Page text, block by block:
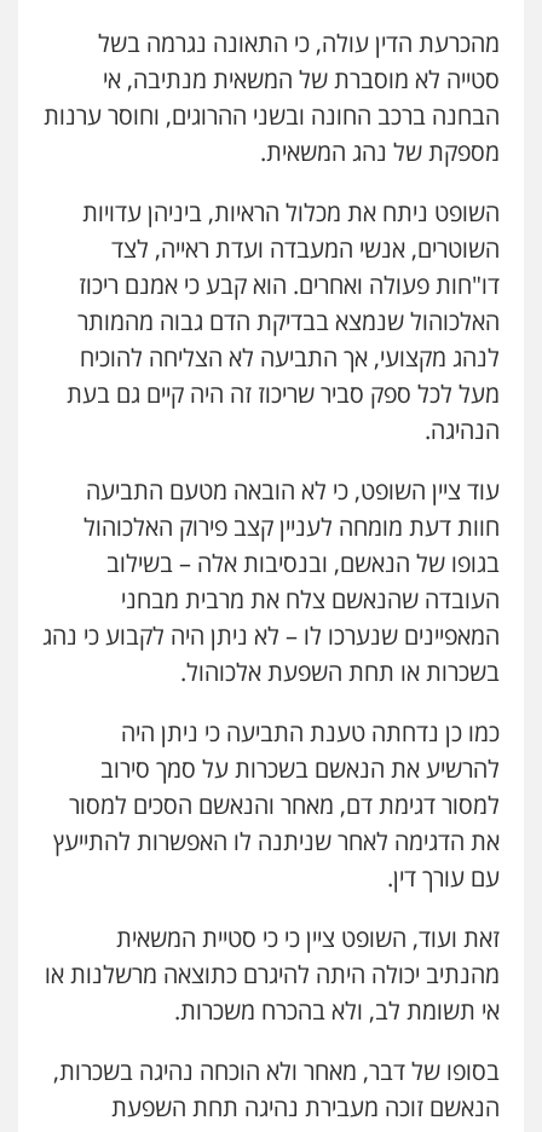
מהכרעת הדין עולה, כי התאונה נגרמה בשל
סטייה לא מוסברת של המשאית מנתיבה, אי
הבחנה ברכב החונה ובשני ההרוגים, וחוסר ערנות
מספקת של נהג המשאית.
השופט ניתח את מכלול הראיות, ביניהן עדויות
השוטרים, אנשי המעבדה ועדת ראייה, לצד
דו"חות פעולה ואחרים. הוא קבע כי אמנם ריכוז
האלכוהול שנמצא בבדיקת הדם גבוה מהמותר
לנהג מקצועי, אך התביעה לא הצליחה להוכיח
מעל לכל ספק סביר שריכוז זה היה קיים גם בעת
הנהיגה.
עוד ציין השופט, כי לא הובאה מטעם התביעה
חוות דעת מומחה לעניין קצב פירוק האלכוהול
בגופו של הנאשם, ובנסיבות אלה – בשילוב
העובדה שהנאשם צלח את מרבית מבחני
המאפיינים שנערכו לו – לא ניתן היה לקבוע כי נהג
בשכרות או תחת השפעת אלכוהול.
כמו כן נדחתה טענת התביעה כי ניתן היה
להרשיע את הנאשם בשכרות על סמך סירוב
למסור דגימת דם, מאחר והנאשם הסכים למסור
את הדגימה לאחר שניתנה לו האפשרות להתייעץ
עם עורך דין.
זאת ועוד, השופט ציין כי כי סטיית המשאית
מהנתיב יכולה היתה להיגרם כתוצאה מרשלנות או
אי תשומת לב, ולא בהכרח משכרות.
בסופו של דבר, מאחר ולא הוכחה נהיגה בשכרות,
הנאשם זוכה מעבירת נהיגה תחת השפעת